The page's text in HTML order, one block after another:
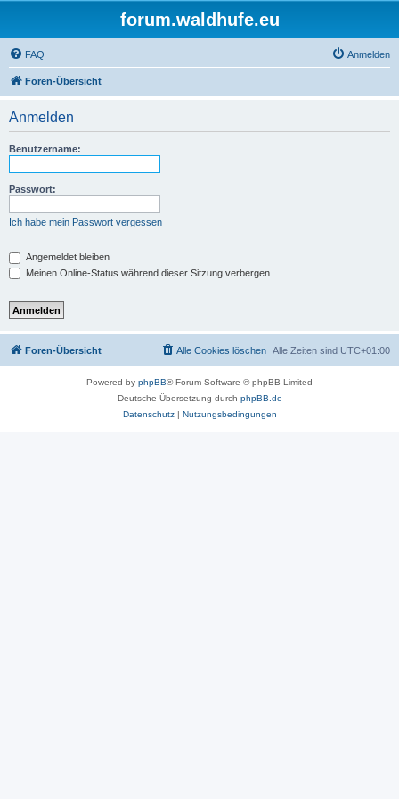
forum.waldhufe.eu
FAQ Anmelden
Foren-Übersicht
Anmelden
Benutzername:
Passwort:
Ich habe mein Passwort vergessen
Angemeldet bleiben
Meinen Online-Status während dieser Sitzung verbergen
Foren-Übersicht Alle Zeiten sind UTC+01:00
Alle Cookies löschen
Powered by phpBB® Forum Software © phpBB Limited
Deutsche Übersetzung durch phpBB.de
Datenschutz| Nutzungsbedingungen